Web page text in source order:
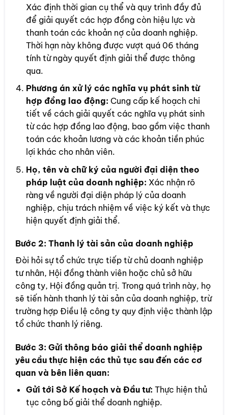
Xác định thời gian cụ thể và quy trình đầy đủ
để giải quyết các hợp đồng còn hiệu lực và
thanh toán các khoản nợ của doanh nghiệp.
Thời hạn này không được vượt quá 06 tháng
tính từ ngày quyết định giải thể được thông
qua.
Phương án xử lý các nghĩa vụ phát sinh từ
hợp đồng lao động: Cung cấp kế hoạch chi
tiết về cách giải quyết các nghĩa vụ phát sinh
từ các hợp đồng lao động, bao gồm việc thanh
toán các khoản lương và các khoản tiền phúc
lợi khác cho nhân viên.
Họ, tên và chữ ký của người đại diện theo
pháp luật của doanh nghiệp: Xác nhận rõ
ràng về người đại diện pháp lý của doanh
nghiệp, chịu trách nhiệm về việc ký kết và thực
hiện quyết định giải thể.
Bước 2: Thanh lý tài sản của doanh nghiệp
Đòi hỏi sự tổ chức trực tiếp từ chủ doanh nghiệp
tư nhân, Hội đồng thành viên hoặc chủ sở hữu
công ty, Hội đồng quản trị. Trong quá trình này, họ
sẽ tiến hành thanh lý tài sản của doanh nghiệp, trừ
trường hợp Điều lệ công ty quy định việc thành lập
tổ chức thanh lý riêng.
Bước 3: Gửi thông báo giải thể doanh nghiệp
yêu cầu thực hiện các thủ tục sau đến các cơ
quan và bên liên quan:
Gửi tới Sở Kế hoạch và Đầu tư: Thực hiện thủ
tục công bố giải thể doanh nghiệp.